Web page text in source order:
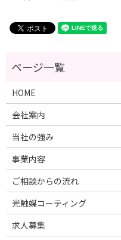
HOME
会社案内
当社の強み
事業内容
ご相談からの流れ
光触媒コーティング
求人募集